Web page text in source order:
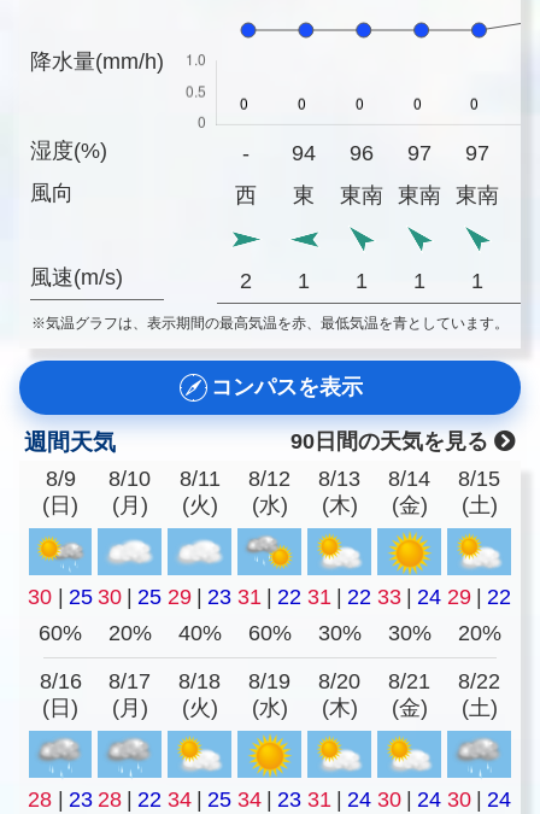
降水量(mm/h)
湿度(%)
風向
風速(m/s)
- 94 96 97 97
西
東 東南 東南 東南
2 1 1 1 1
※気温グラフは、表示期間の最高気温を赤、最低気温を青としています。
コンパスを表示
週間天気
90日間の天気を見る
8/9
(日)
8/10
(月)
8/11
(火)
8/12
(水)
8/13
(木)
8/14
(金)
8/15
(土)
30 25 30 25 29 23 31 22 31 22 33 24 29
22
60%
20% 40% 60% 30% 30% 20%
8/16
(日)
8/17
(月)
8/18
(火)
8/19
(水)
8/20
(木)
8/21
(金)
8/22
(土)
28 23 28 22 34 25 34 23 31 24 30 24 30
24